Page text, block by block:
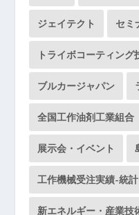
ジェイテクト セミ
トライボコーティング
ブルカージャパン
全国工作油剤工業組合
展示会・イベント
工作機械受注実績-統計
新エネルギー・産業技